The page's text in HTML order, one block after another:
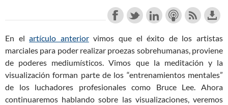
En elartículo anteriorvimos que el éxito de los artistas
marciales para poder realizar proezas sobrehumanas, proviene
de poderes mediumísticos. Vimos que la meditación y la
visualización forman parte de los “entrenamientos mentales”
de los luchadores profesionales como Bruce Lee. Ahora
continuaremos hablando sobre las visualizaciones, veremos